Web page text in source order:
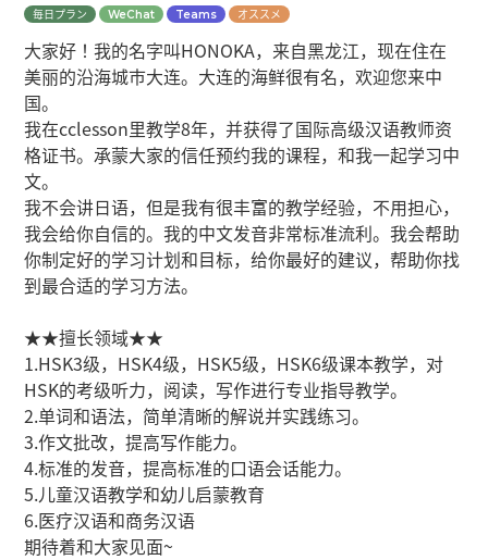
毎日プラン WeChat Teams オススメ
大家好！我的名字叫HONOKA，来自黑龙江，现在住在
美丽的沿海城市大连。大连的海鲜很有名，欢迎您来中
国。
我在cclesson里教学8年，并获得了国际高级汉语教师资
格证书。承蒙大家的信任预约我的课程，和我一起学习中
文。
我不会讲日语，但是我有很丰富的教学经验，不用担心，
我会给你自信的。我的中文发音非常标准流利。我会帮助
你制定好的学习计划和目标，给你最好的建议，帮助你找
到最合适的学习方法。
★★擅长领域★★
1.HSK3级，HSK4级，HSK5级，HSK6级课本教学，对
HSK的考级听力，阅读，写作进行专业指导教学。
2.单词和语法，简单清晰的解说并实践练习。
3.作文批改，提高写作能力。
4.标准的发音，提高标准的口语会话能力。
5.儿童汉语教学和幼儿启蒙教育
6.医疗汉语和商务汉语
期待着和大家见面~